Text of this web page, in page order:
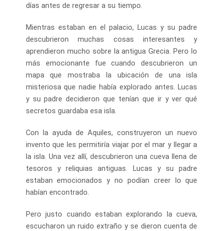
días antes de regresar a su tiempo.
Mientras estaban en el palacio, Lucas y su padre
descubrieron muchas cosas interesantes y
aprendieron mucho sobre la antigua Grecia. Pero lo
más emocionante fue cuando descubrieron un
mapa que mostraba la ubicación de una isla
misteriosa que nadie había explorado antes. Lucas
y su padre decidieron que tenían que ir y ver qué
secretos guardaba esa isla.
Con la ayuda de Aquiles, construyeron un nuevo
invento que les permitiría viajar por el mar y llegar a
la isla. Una vez allí, descubrieron una cueva llena de
tesoros y reliquias antiguas. Lucas y su padre
estaban emocionados y no podían creer lo que
habían encontrado.
Pero justo cuando estaban explorando la cueva,
escucharon un ruido extraño y se dieron cuenta de